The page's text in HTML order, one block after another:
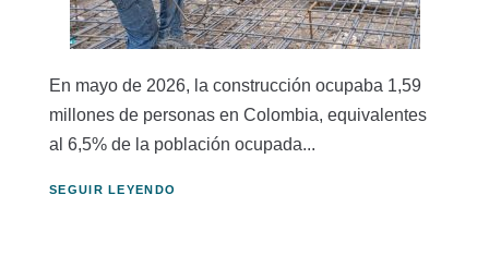
En mayo de 2026, la construcción ocupaba 1,59
millones de personas en Colombia, equivalentes
al 6,5% de la población ocupada...
SEGUIR LEYENDO